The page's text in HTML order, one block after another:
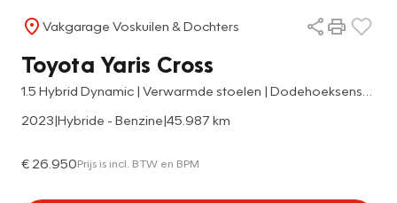
Vakgarage Voskuilen & Dochters
Toyota Yaris Cross
2023|Hybride - Benzine|45.987 km
€ 26.950Prijs is incl. BTW en BPM